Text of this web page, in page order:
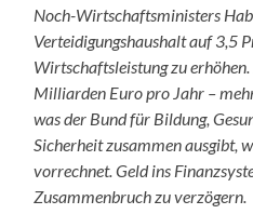
Noch-Wirtschaftsministers
Verteidigungshaushalt auf 3,5
Wirtschaftsleistung zu
Milliarden Euro pro Jahr –
was der Bund für Bildung,
Sicherheit zusammen ausgibt,
vorrechnet. Geld ins
Zusammenbruch zu verzögern.